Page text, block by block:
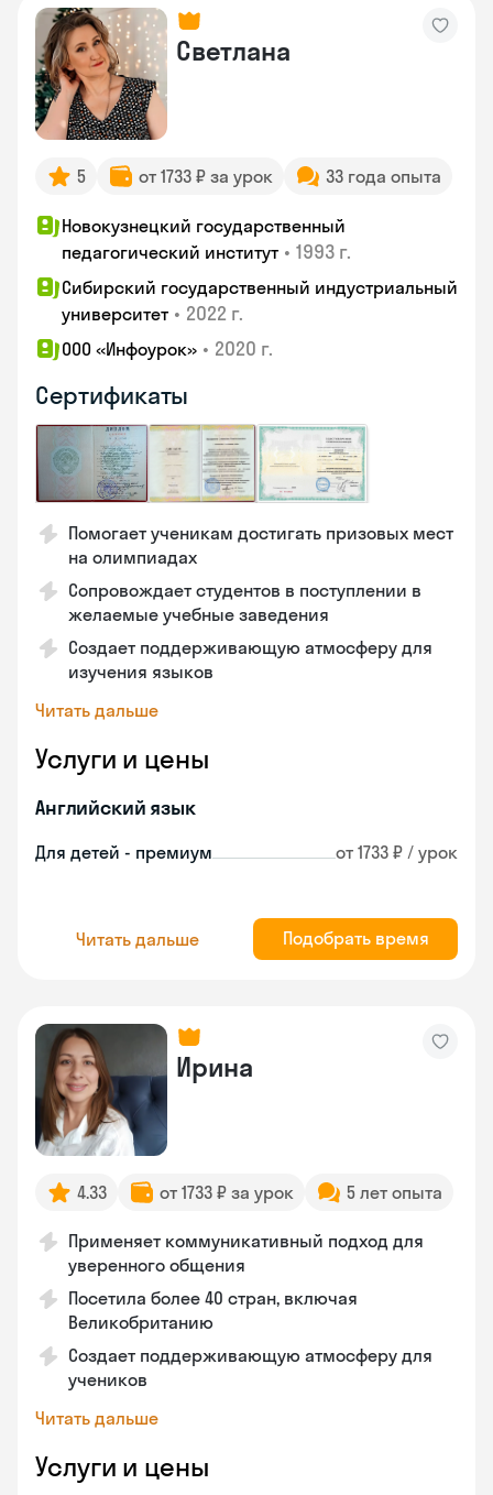
Светлана
5 от 1733 ₽ за урок 33 года опыта
Новокузнецкий государственный
педагогический институт • 1993 г.
Сибирский государственный индустриальный
университет • 2022 г.
ООО «Инфоурок» • 2020 г.
Сертификаты
Помогает ученикам достигать призовых мест
на олимпиадах
Сопровождает студентов в поступлении в
желаемые учебные заведения
Создает поддерживающую атмосферу для
изучения языков
Читать дальше
Услуги и цены
Английский язык
Для детей - премиум от 1733 ₽ / урок
Читать дальше Подобрать время
Ирина
4.33 от 1733 ₽ за урок 5 лет опыта
Применяет коммуникативный подход для
уверенного общения
Посетила более 40 стран, включая
Великобританию
Создает поддерживающую атмосферу для
учеников
Читать дальше
Услуги и цены